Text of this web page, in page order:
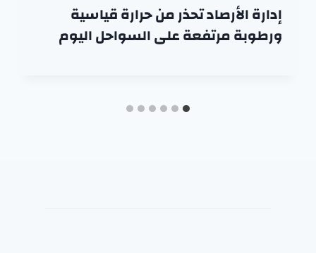
إدارة الأرصاد تحذر من حرارة قياسية
ورطوبة مرتفعة على السواحل اليوم